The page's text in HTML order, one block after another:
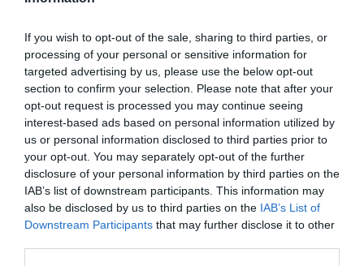
If you wish to opt-out of the sale, sharing to third parties, or
processing of your personal or sensitive information for
targeted advertising by us, please use the below opt-out
section to confirm your selection. Please note that after your
opt-out request is processed you may continue seeing
interest-based ads based on personal information utilized by
us or personal information disclosed to third parties prior to
your opt-out. You may separately opt-out of the further
disclosure of your personal information by third parties on the
IAB’s list of downstream participants. This information may
also be disclosed by us to third parties on the IAB’s List of
Downstream Participants that may further disclose it to other